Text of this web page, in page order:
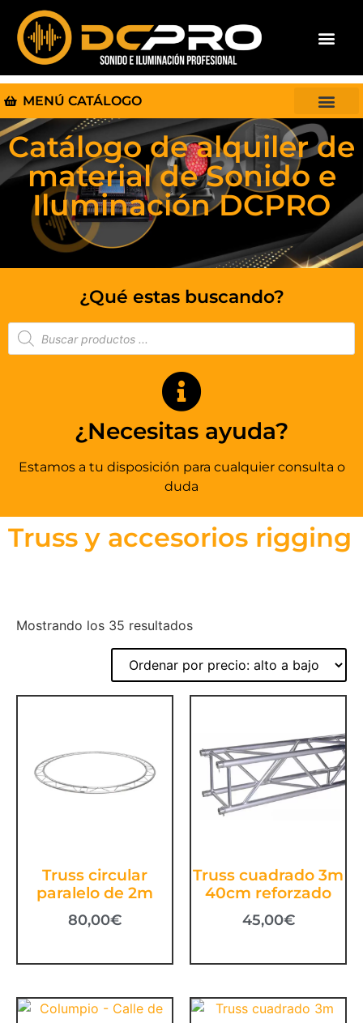
MENÚ CATÁLOGO
Catálogo de alquiler de
material de Sonido e
Iluminación DCPRO
¿Qué estas buscando?
¿Necesitas ayuda?
Estamos a tu disposición para cualquier consulta o
duda
Truss y accesorios rigging
Mostrando los 35 resultados
Truss circular
paralelo de 2m
80,00€
Truss cuadrado 3m
40cm reforzado
45,00€